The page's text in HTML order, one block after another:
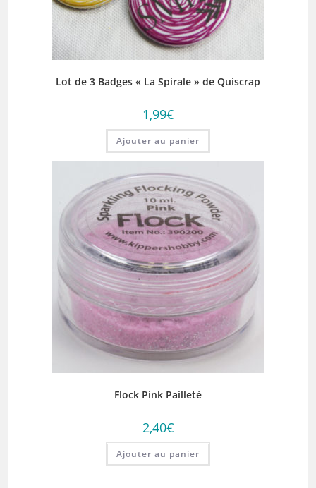
Lot de 3 Badges « La Spirale » de Quiscrap
1,99€
Ajouter au panier
Flock Pink Pailleté
2,40€
Ajouter au panier